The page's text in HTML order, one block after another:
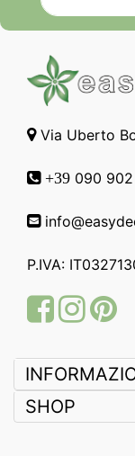
Via Uberto
+39 090
P.IVA:
Facebook
SHOP